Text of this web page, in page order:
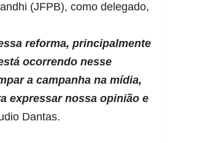
(JFPB), como delegado,
reforma, principalmente
ocorrendo nesse
a campanha na mídia,
expressar nossa opinião e
Dantas.